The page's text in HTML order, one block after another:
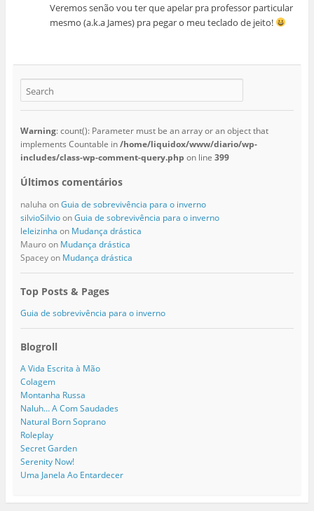
Veremos senão vou ter que apelar pra professor particular
mesmo (a.k.a James) pra pegar o meu teclado de jeito!
Warning: count(): Parameter must be an array or an object that
implements Countable in/home/liquidox/www/diario/wp-
includes/class-wp-comment-query.php on line 399
Últimos comentários
naluha onGuia de sobrevivência para o inverno
silvioSilvioonGuia de sobrevivência para o inverno
leleizinha on Mudança drástica
Mauroon Mudança drástica
Spaceyon Mudança drástica
Top Posts & Pages
Guia de sobrevivência para o inverno
Blogroll
A Vida Escrita à Mão
Colagem
Montanha Russa
Naluh… A Com Saudades
Natural Born Soprano
Roleplay
Secret Garden
Serenity Now!
Uma Janela Ao Entardecer